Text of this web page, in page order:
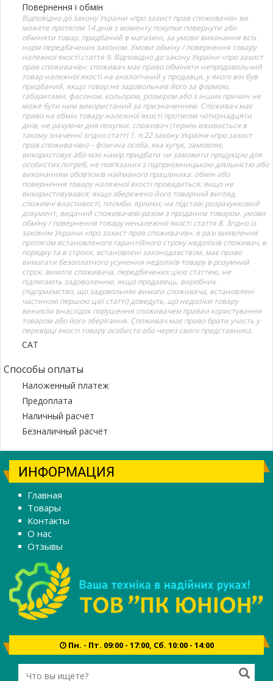
Повернення і обмін
Відповідно до закону України «про захист прав споживачів» ви
можете протягом 14 днів з моменту покупки повернути або
обміняти товар, придбаний в магазині, за умови виконання всіх
норм передбачених законом. Умови обміну / повернення товару
належної якості стаття 9. Відповідно до закону України «про захист
прав споживачів»: споживач має право обміняти непродовольчий
товар належної якості на аналогічний у продавця, у якого він був
придбаний, якщо товар не задовольнив його за формою,
габаритами, фасоном, кольором, розміром або з інших причин не
може бути ним використаний за призначенням. Споживач має
право на обмін товару належної якості протягом чотирнадцяти
днів, не рахуючи дня покупки. споживач (термін вживається в
такому значенні згідно статті 1. п.22 закону України «про захист
прав споживачів») – фізична особа, яка купує, замовляє,
використовує або має намір придбати чи замовити продукцію для
особистих потреб, не пов’язаних з підприємницькою діяльністю або
виконанням обов’язків найманого працівника. обмін або
повернення товару належної якості провадиться: якщо не
використовувався; якщо збережено його товарний вигляд,
споживчі властивості, пломби, ярлики; на підставі розрахунковий
документ, виданий споживачеві разом з проданим товаром. умови
обміну / повернення товару неналежної якості стаття 8. Згідно із
законом України «про захист прав споживачів»: в разі виявлення
протягом встановленого гарантійного строку недоліків споживач, в
порядку та в строки, встановлені законодавством, має право
вимагати безоплатного усунення недоліків товару в розумний
строк. вимоги споживача, передбачених цією статтею, не
підлягають задоволенню, якщо продавець, виробник
(підприємство, що задовольняє вимоги споживача, встановлені
частиною першою цієї статті) доведуть, що недоліки товару
виникли внаслідок порушення споживачем правил користування
товаром або його зберігання. Споживач має право брати участь у
перевірці якості товару особисто або через свого представника.
САТ
Способы оплаты
Наложенный платеж
Предоплата
Наличный расчёт
Безналичный расчёт
ИНФОРМАЦИЯ
Главная
Товары
Контакты
О нас
Отзывы
Пн. - Пт. 09:00 - 17:00, Сб. 10:00 - 14:00